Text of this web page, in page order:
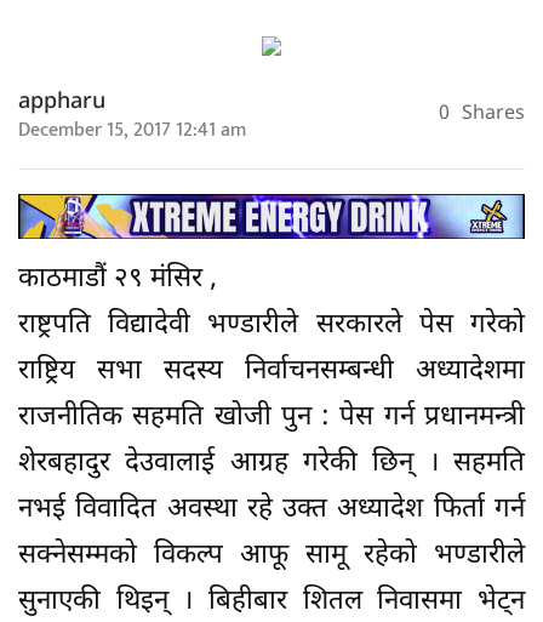
appharu
December 15, 2017 12:41 am 0 Shares
काठमाडौं २९ मंसिर ,
राष्ट्रपति विद्यादेवी भण्डारीले सरकारले पेस गरेको
राष्ट्रिय सभा सदस्य निर्वाचनसम्बन्धी अध्यादेशमा
राजनीतिक सहमति खोजी पुन : पेस गर्न प्रधानमन्त्री
शेरबहादुर देउवालाई आग्रह गरेकी छिन् । सहमति
नभई विवादित अवस्था रहे उक्त अध्यादेश फिर्ता गर्न
सक्नेसम्मको विकल्प आफू सामू रहेको भण्डारीले
सुनाएकी थिइन् । बिहीबार शितल निवासमा भेट्न